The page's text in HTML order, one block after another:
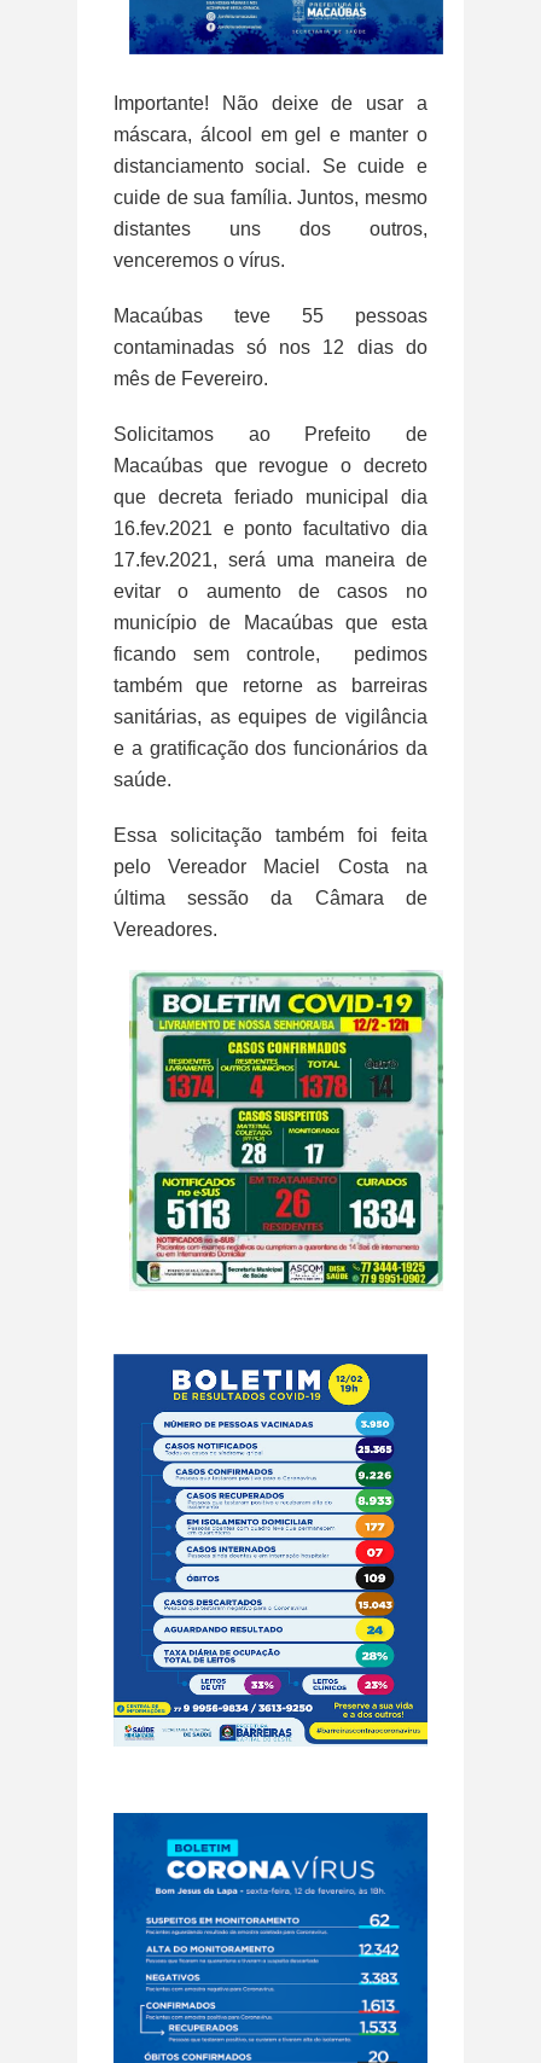
Importante! Não deixe de usar a
máscara, álcool em gel e manter o
distanciamento social. Se cuide e
cuide de sua família. Juntos, mesmo
distantes uns dos outros,
venceremos o vírus.
Macaúbas teve 55 pessoas
contaminadas só nos 12 dias do
mês de Fevereiro.
Solicitamos ao Prefeito de
Macaúbas que revogue o decreto
que decreta feriado municipal dia
16.fev.2021 e ponto facultativo dia
17.fev.2021, será uma maneira de
evitar o aumento de casos no
município de Macaúbas que esta
ficando sem controle, pedimos
também que retorne as barreiras
sanitárias, as equipes de vigilância
e a gratificação dos funcionários da
saúde.
Essa solicitação também foi feita
pelo Vereador Maciel Costa na
última sessão da Câmara de
Vereadores.